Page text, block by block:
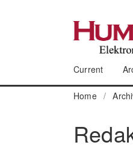
Current
Home /